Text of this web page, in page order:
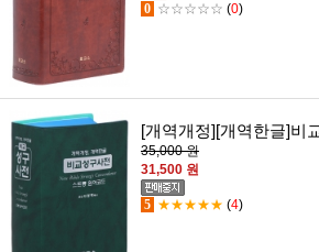
0 ☆☆☆☆☆ (0)
[개역개정][개역한글]비
35,000 원
31,500 원
5 ★★★★★ (4)